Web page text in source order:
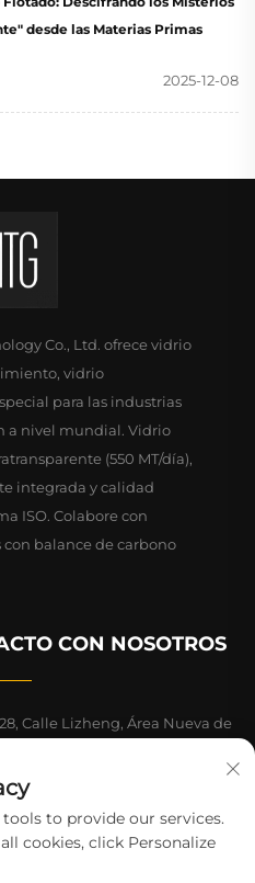
desde las Materias Primas
2025-12-08
Co., Ltd. ofrece vidrio
vidrio
para las industrias
a nivel mundial. Vidrio
(550 MT/día),
integrada y calidad
ISO. Colabore con
con balance de carbono
CON NOSOTROS
Calle Lizheng, Área Nueva de
to provide our services.
cookies, click Personalize